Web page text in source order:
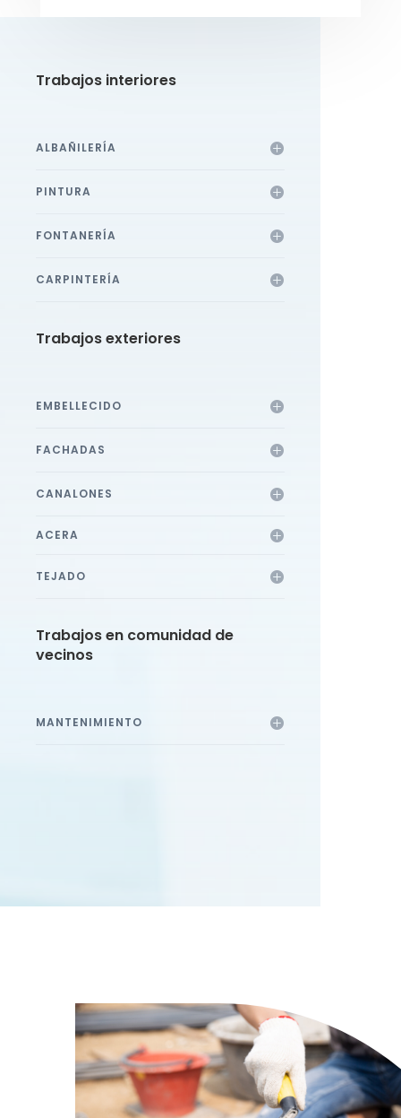
Trabajos interiores
ALBAÑILERÍA
PINTURA
FONTANERÍA
CARPINTERÍA
Trabajos exteriores
EMBELLECIDO
FACHADAS
CANALONES
ACERA
TEJADO
Trabajos en comunidad de
vecinos
MANTENIMIENTO